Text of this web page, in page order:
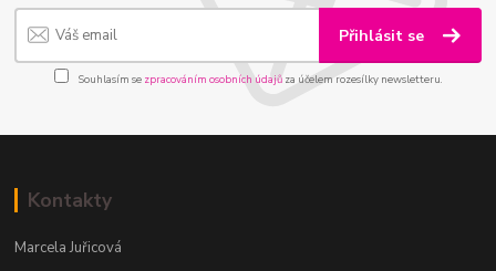
Přihlásit se
Souhlasím se zpracováním osobních údajůza účelem rozesílky newsletteru.
Kontakty
Marcela Juřicová